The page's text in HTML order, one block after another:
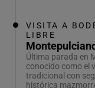
VISITA A
LIBRE
Última parada en
conocido como el
tradicional con
histórica